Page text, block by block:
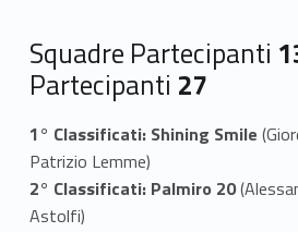
T
o
r
n
Squadre Partecipanti
Partecipanti 27
1° Classificati: Shining Smile
Patrizio Lemme)
2° Classificati: Palmiro 20
Astolfi)